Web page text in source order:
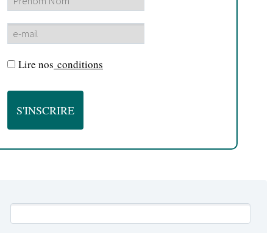
Lire nos conditions